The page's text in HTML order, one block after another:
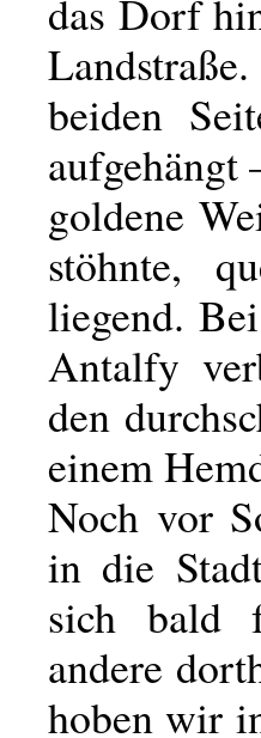
das Dorf
beiden
goldene
stöhnte,
liegend.
Antalfy
den
einem
Noch vor
in die
sich bald
andere
hoben wir